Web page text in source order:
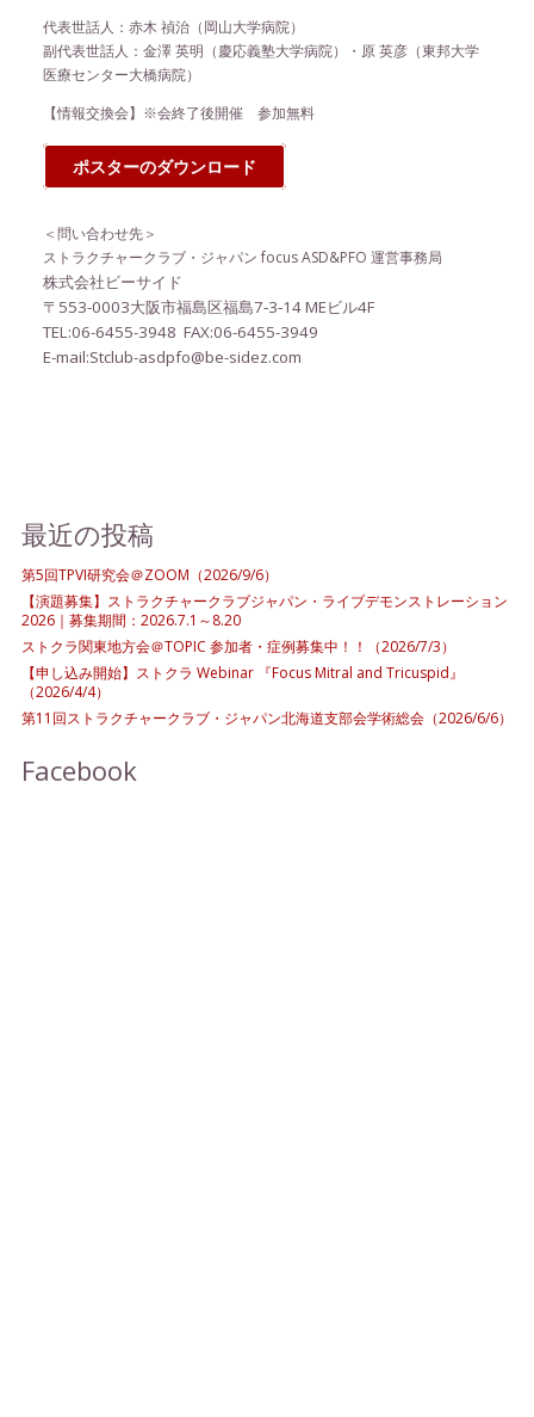
代表世話人：赤木 禎治（岡山大学病院）
副代表世話人：金澤 英明（慶応義塾大学病院）・原 英彦（東邦大学
医療センター大橋病院）
【情報交換会】※会終了後開催 参加無料
ポスターのダウンロード
＜問い合わせ先＞
ストラクチャークラブ・ジャパン focus ASD&PFO 運営事務局
株式会社ビーサイド
〒553-0003大阪市福島区福島7‐3‐14 MEビル4F
TEL:06-6455-3948 FAX:06-6455-3949
E-mail:Stclub-asdpfo@be-sidez.com
最近の投稿
第5回TPVI研究会＠ZOOM（2026/9/6）
【演題募集】ストラクチャークラブジャパン・ライブデモンストレーション
2026｜募集期間：2026.7.1～8.20
ストクラ関東地方会＠TOPIC 参加者・症例募集中！！（2026/7/3）
【申し込み開始】ストクラ Webinar 『Focus Mitral and Tricuspid』
（2026/4/4）
第11回ストラクチャークラブ・ジャパン北海道支部会学術総会（2026/6/6）
Facebook